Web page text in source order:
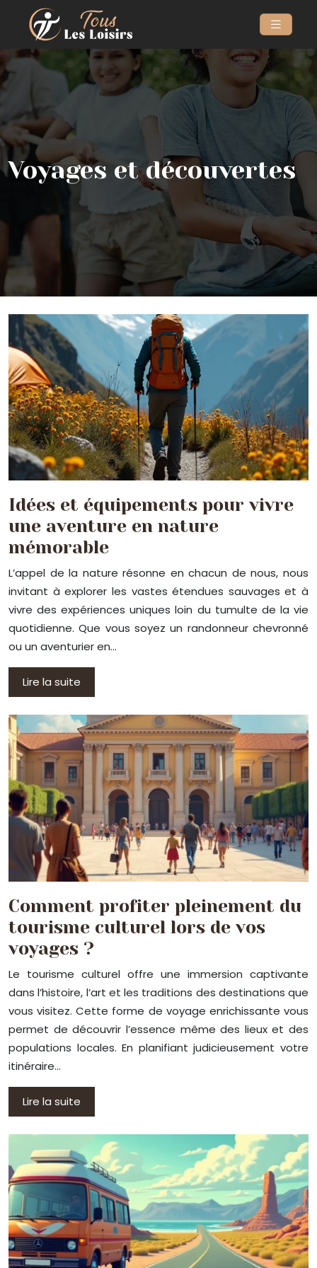
Voyages et découvertes
Idées et équipements pour vivre
une aventure en nature
mémorable
L’appel de la nature résonne en chacun de nous, nous
invitant à explorer les vastes étendues sauvages et à
vivre des expériences uniques loin du tumulte de la vie
quotidienne. Que vous soyez un randonneur chevronné
ou un aventurier en…
Lire la suite
Comment profiter pleinement du
tourisme culturel lors de vos
voyages ?
Le tourisme culturel offre une immersion captivante
dans l’histoire, l’art et les traditions des destinations que
vous visitez. Cette forme de voyage enrichissante vous
permet de découvrir l’essence même des lieux et des
populations locales. En planifiant judicieusement votre
itinéraire…
Lire la suite